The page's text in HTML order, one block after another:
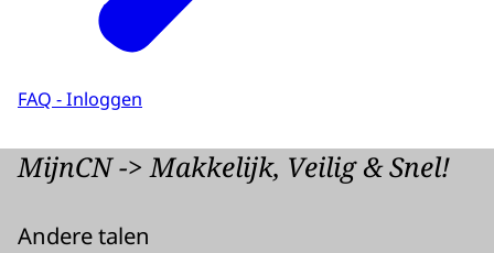
FAQ - Inloggen
MijnCN -> Makkelijk, Veilig & Snel!
Andere talen